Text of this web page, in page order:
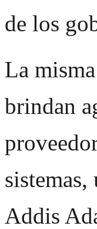
de los
La
brindan
Addis